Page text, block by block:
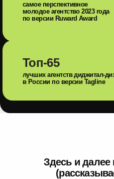
лучших агентств диджитал-
в России по версии Tagline
Топ-65
самое перспективное
молодое агентство 2023 года
по версии Ruward Award
Здесь и далее